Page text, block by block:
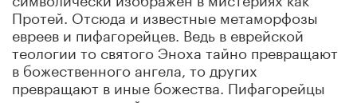
Протей. Отсюда и известные метаморфозы
евреев и пифагорейцев. Ведь в еврейской
теологии то святого Эноха тайно превращают
в божественного ангела, то других
превращают в иные божества. Пифагорейцы